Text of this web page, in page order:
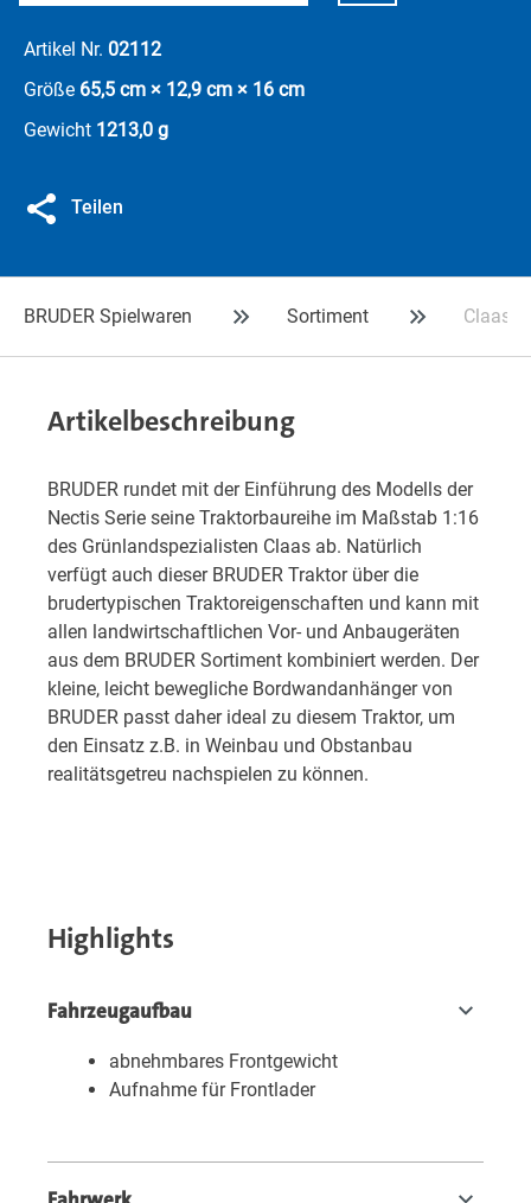
Artikel Nr. 02112
Größe 65,5 cm × 12,9 cm × 16 cm
Gewicht 1213,0 g
Teilen
BRUDER Spielwaren Sortiment Claas
Artikelbeschreibung
BRUDER rundet mit der Einführung des Modells der
Nectis Serie seine Traktorbaureihe im Maßstab 1:16
des Grünlandspezialisten Claas ab. Natürlich
verfügt auch dieser BRUDER Traktor über die
brudertypischen Traktoreigenschaften und kann mit
allen landwirtschaftlichen Vor- und Anbaugeräten
aus dem BRUDER Sortiment kombiniert werden. Der
kleine, leicht bewegliche Bordwandanhänger von
BRUDER passt daher ideal zu diesem Traktor, um
den Einsatz z.B. in Weinbau und Obstanbau
realitätsgetreu nachspielen zu können.
Highlights
Fahrzeugaufbau
abnehmbares Frontgewicht
Aufnahme für Frontlader